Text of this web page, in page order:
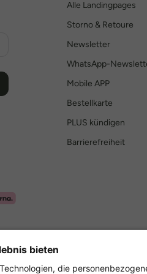
Alle Landingpages
Storno & Retoure
Newsletter
WhatsApp-
Mobile APP
Bestellkarte
PLUS kündigen
Barrierefreiheit
Sicher einkaufen mit